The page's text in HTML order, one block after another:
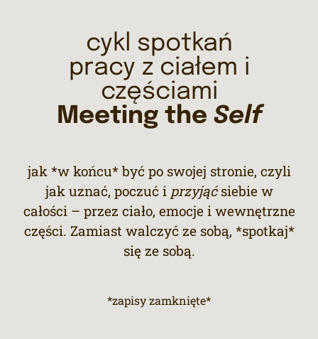
cykl spotkań
pracy z ciałem i
częściami
Meeting the Self
jak *w końcu* być po swojej stronie, czyli
jak uznać, poczuć i przyjąćsiebie w
całości – przez ciało, emocje i wewnętrzne
części. Zamiast walczyć ze sobą, *spotkaj*
się ze sobą.
*zapisy zamknięte*